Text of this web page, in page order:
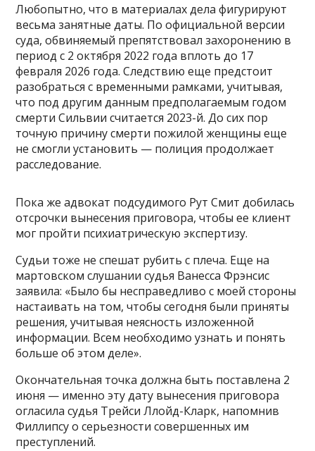
Любопытно, что в материалах дела фигурируют
весьма занятные даты. По официальной версии
суда, обвиняемый препятствовал захоронению в
период с 2 октября 2022 года вплоть до 17
февраля 2026 года. Следствию еще предстоит
разобраться с временными рамками, учитывая,
что под другим данным предполагаемым годом
смерти Сильвии считается 2023-й. До сих пор
точную причину смерти пожилой женщины еще
не смогли установить — полиция продолжает
расследование.
Пока же адвокат подсудимого Рут Смит добилась
отсрочки вынесения приговора, чтобы ее клиент
мог пройти психиатрическую экспертизу.
Судьи тоже не спешат рубить с плеча. Еще на
мартовском слушании судья Ванесса Фрэнсис
заявила: «Было бы несправедливо с моей стороны
настаивать на том, чтобы сегодня были приняты
решения, учитывая неясность изложенной
информации. Всем необходимо узнать и понять
больше об этом деле».
Окончательная точка должна быть поставлена 2
июня — именно эту дату вынесения приговора
огласила судья Трейси Ллойд-Кларк, напомнив
Филлипсу о серьезности совершенных им
преступлений.